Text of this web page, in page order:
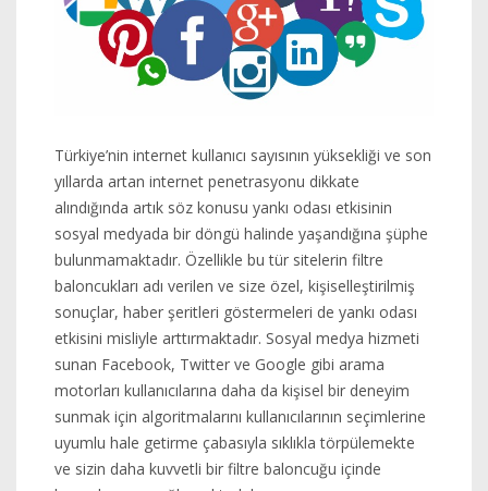
Türkiye’nin internet kullanıcı sayısının yüksekliği ve son
yıllarda artan internet penetrasyonu dikkate
alındığında artık söz konusu yankı odası etkisinin
sosyal medyada bir döngü halinde yaşandığına şüphe
bulunmamaktadır. Özellikle bu tür sitelerin filtre
baloncukları adı verilen ve size özel, kişiselleştirilmiş
sonuçlar, haber şeritleri göstermeleri de yankı odası
etkisini misliyle arttırmaktadır. Sosyal medya hizmeti
sunan Facebook, Twitter ve Google gibi arama
motorları kullanıcılarına daha da kişisel bir deneyim
sunmak için algoritmalarını kullanıcılarının seçimlerine
uyumlu hale getirme çabasıyla sıklıkla törpülemekte
ve sizin daha kuvvetli bir filtre baloncuğu içinde